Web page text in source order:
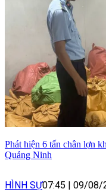
Phát hiện 6 tấn chân lợn
Quảng Ninh
HÌNH SỰ07:45 | 09/08/